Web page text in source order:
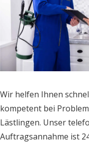
Wir helfen Ihnen
kompetent bei Problemen mit Schädlingen und
Lästlingen. Unser
Auftragsannahme ist